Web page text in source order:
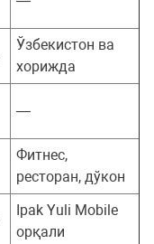
Ўзбекистон ва
хорижда
—
Фитнес,
ресторан, дўкон
Ipak Yuli Mobile
орқали